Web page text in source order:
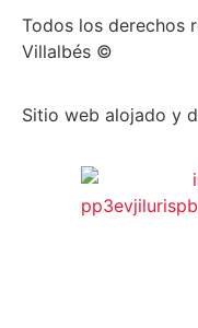
Todos los derechos
Villalbés ©
Sitio web alojado y